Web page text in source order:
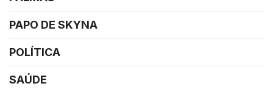
PAPO DE SKYNA
POLÍTICA
SAÚDE